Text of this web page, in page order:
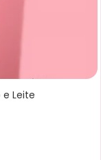
Leite